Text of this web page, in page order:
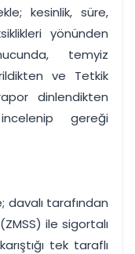
kesinlik, süre,
yönünden
temyiz
ve Tetkik
dinlendikten
gereği
davalı tarafından
ile sigortalı
tek taraflı